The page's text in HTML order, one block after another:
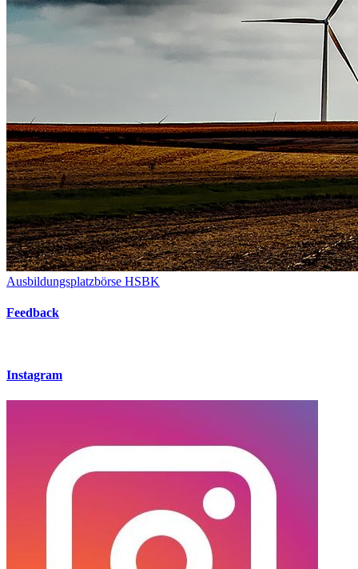
Ausbildungsplatzbörse HSBK
Feedback
Instagram